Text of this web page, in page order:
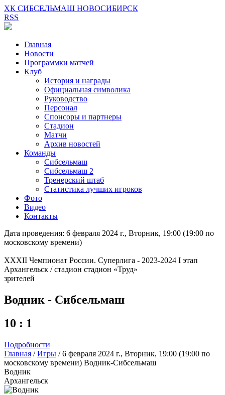
ХК СИБСЕЛЬМАШ НОВОСИБИРСК
RSS
Главная
Новости
Программки матчей
Клуб
История и награды
Официальная символика
Руководство
Персонал
Спонсоры и партнеры
Стадион
Матчи
Архив новостей
Команды
Сибсельмаш
Сибсельмаш 2
Тренерский штаб
Статистика лучших игроков
Фото
Видео
Контакты
Дата проведения: 6 февраля 2024 г., Вторник, 19:00 (19:00 по
московскому времени)
XXXII Чемпионат России. Суперлига - 2023-2024 I этап
Архангельск / стадион стадион «Труд»
зрителей
Водник - Сибсельмаш
10 : 1
Подробности
Главная /Игры /6 февраля 2024 г., Вторник, 19:00 (19:00 по
московскому времени) Водник-Сибсельмаш
Водник
Архангельск